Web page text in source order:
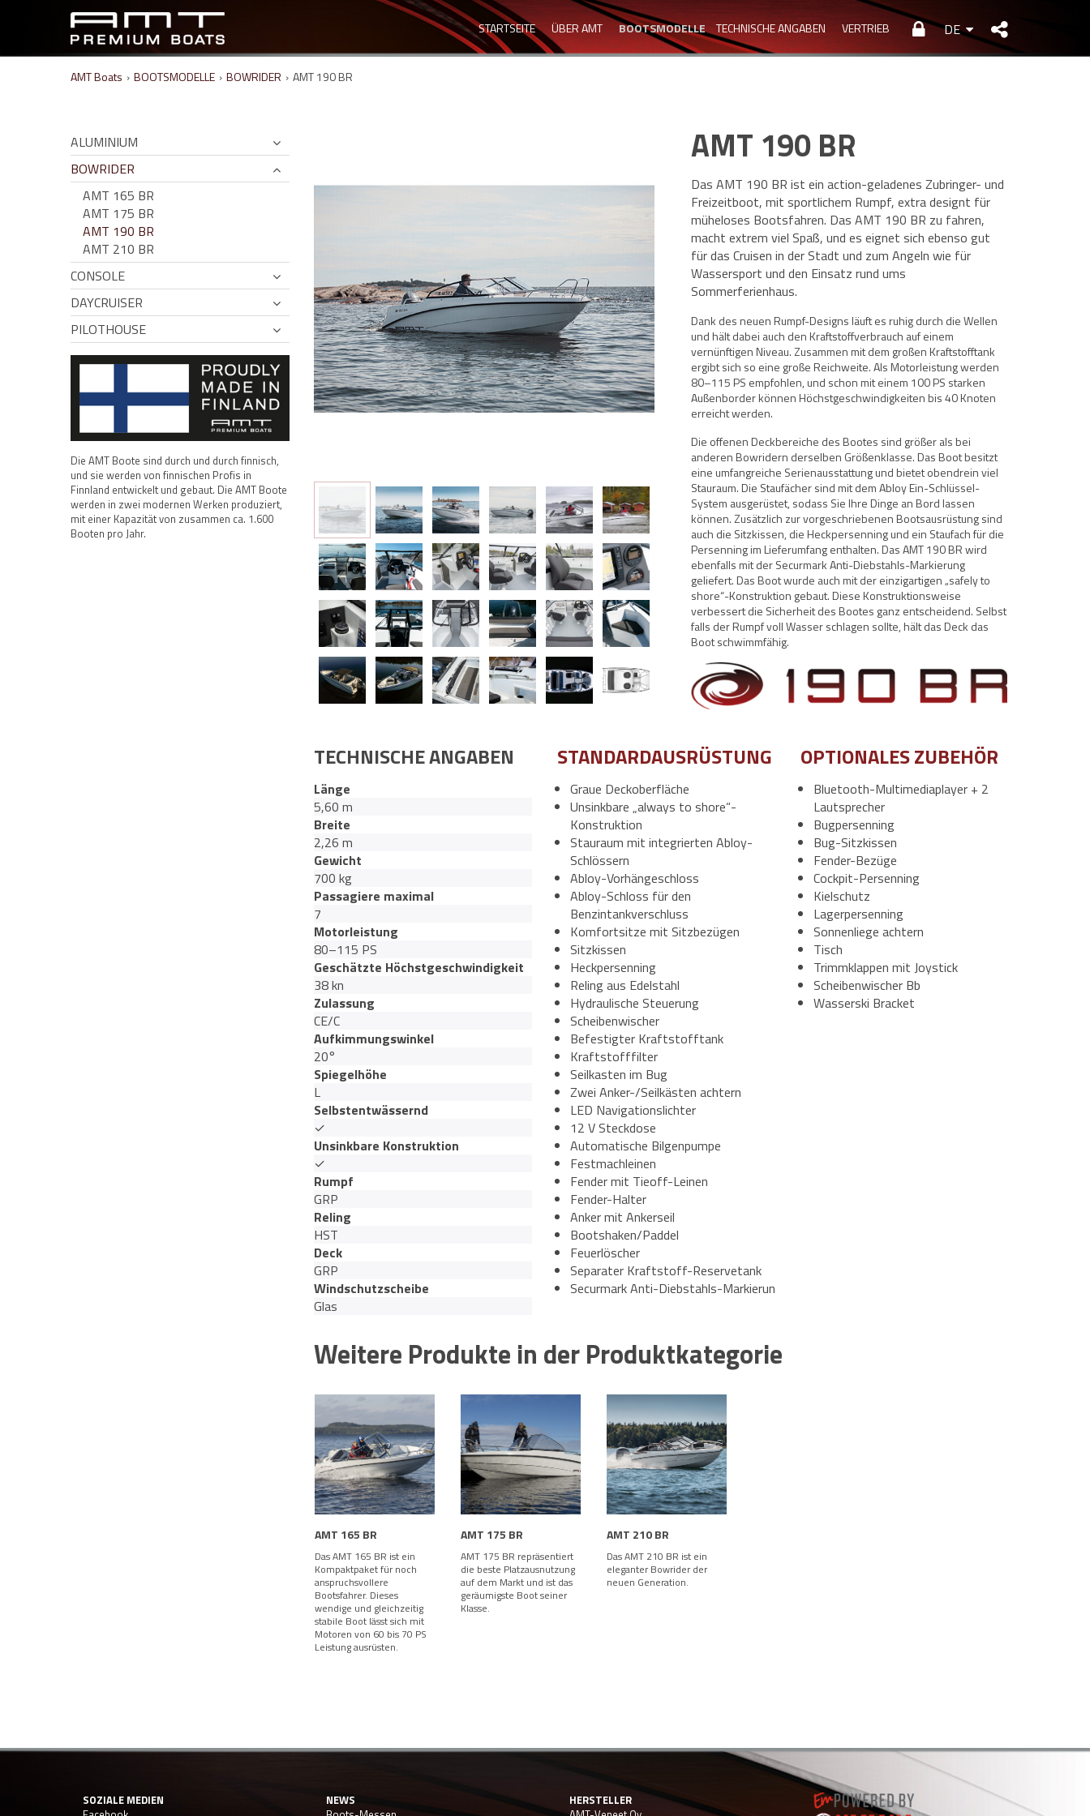
STARTSEITE ÜBER AMT BOOTSMODELLE TECHNISCHE ANGABEN VERTRIEB DE
AMT Boats › BOOTSMODELLE › BOWRIDER › AMT 190 BR
AMT 190 BR
Das AMT 190 BR ist ein action-geladenes Zubringer- und
Freizeitboot, mit sportlichem Rumpf, extra designt für
müheloses Bootsfahren. Das AMT 190 BR zu fahren,
macht extrem viel Spaß, und es eignet sich ebenso gut
für das Cruisen in der Stadt und zum Angeln wie für
Wassersport und den Einsatz rund ums
Sommerferienhaus.
Dank des neuen Rumpf-Designs läuft es ruhig durch die Wellen
und hält dabei auch den Kraftstoffverbrauch auf einem
vernünftigen Niveau. Zusammen mit dem großen Kraftstofftank
ergibt sich so eine große Reichweite. Als Motorleistung werden
80–115 PS empfohlen, und schon mit einem 100 PS starken
Außenborder können Höchstgeschwindigkeiten bis 40 Knoten
erreicht werden.
Die offenen Deckbereiche des Bootes sind größer als bei
anderen Bowridern derselben Größenklasse. Das Boot besitzt
eine umfangreiche Serienausstattung und bietet obendrein viel
Stauraum. Die Staufächer sind mit dem Abloy Ein-Schlüssel-
System ausgerüstet, sodass Sie Ihre Dinge an Bord lassen
können. Zusätzlich zur vorgeschriebenen Bootsausrüstung sind
auch die Sitzkissen, die Heckpersenning und ein Staufach für die
Persenning im Lieferumfang enthalten. Das AMT 190 BR wird
ebenfalls mit der Securmark Anti-Diebstahls-Markierung
geliefert. Das Boot wurde auch mit der einzigartigen „safely to
shore“-Konstruktion gebaut. Diese Konstruktionsweise
verbessert die Sicherheit des Bootes ganz entscheidend. Selbst
falls der Rumpf voll Wasser schlagen sollte, hält das Deck das
Boot schwimmfähig.
TECHNISCHE ANGABEN
Länge
5,60 m
Breite
2,26 m
Gewicht
700 kg
Passagiere maximal
7
Motorleistung
80–115 PS
Geschätzte Höchstgeschwindigkeit
38 kn
Zulassung
CE/C
Aufkimmungswinkel
20°
Spiegelhöhe
L
Selbstentwässernd
✓
Unsinkbare Konstruktion
✓
Rumpf
GRP
Reling
HST
Deck
GRP
Windschutzscheibe
Glas
STANDARDAUSRÜSTUNG
Graue Deckoberfläche
Unsinkbare „always to shore“-
Konstruktion
Stauraum mit integrierten Abloy-
Schlössern
Abloy-Vorhängeschloss
Abloy-Schloss für den
Benzintankverschluss
Komfortsitze mit Sitzbezügen
Sitzkissen
Heckpersenning
Reling aus Edelstahl
Hydraulische Steuerung
Scheibenwischer
Befestigter Kraftstofftank
Kraftstofffilter
Seilkasten im Bug
Zwei Anker-/Seilkästen achtern
LED Navigationslichter
12 V Steckdose
Automatische Bilgenpumpe
Festmachleinen
Fender mit Tieoff-Leinen
Fender-Halter
Anker mit Ankerseil
Bootshaken/Paddel
Feuerlöscher
Separater Kraftstoff-Reservetank
Securmark Anti-Diebstahls-Markierun
OPTIONALES ZUBEHÖR
Bluetooth-Multimediaplayer + 2
Lautsprecher
Bugpersenning
Bug-Sitzkissen
Fender-Bezüge
Cockpit-Persenning
Kielschutz
Lagerpersenning
Sonnenliege achtern
Tisch
Trimmklappen mit Joystick
Scheibenwischer Bb
Wasserski Bracket
Weitere Produkte in der Produktkategorie
AMT 165 BR
Das AMT 165 BR ist ein
Kompaktpaket für noch
anspruchsvollere
Bootsfahrer. Dieses
wendige und gleichzeitig
stabile Boot lässt sich mit
Motoren von 60 bis 70 PS
Leistung ausrüsten.
AMT 175 BR
AMT 175 BR repräsentiert
die beste Platzausnutzung
auf dem Markt und ist das
geräumigste Boot seiner
Klasse.
AMT 210 BR
Das AMT 210 BR ist ein
eleganter Bowrider der
neuen Generation.
ALUMINIUM
BOWRIDER
AMT 165 BR
AMT 175 BR
AMT 190 BR
AMT 210 BR
CONSOLE
DAYCRUISER
PILOTHOUSE
Die AMT Boote sind durch und durch finnisch,
und sie werden von finnischen Profis in
Finnland entwickelt und gebaut. Die AMT Boote
werden in zwei modernen Werken produziert,
mit einer Kapazität von zusammen ca. 1.600
Booten pro Jahr.
SOZIALE MEDIEN
NEWS
HERSTELLER